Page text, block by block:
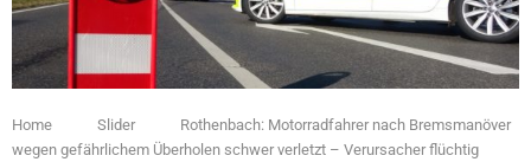
Home Slider
Rothenbach: Motorradfahrer nach Bremsmanöver
wegen gefährlichem Überholen schwer verletzt – Verursacher flüchtig